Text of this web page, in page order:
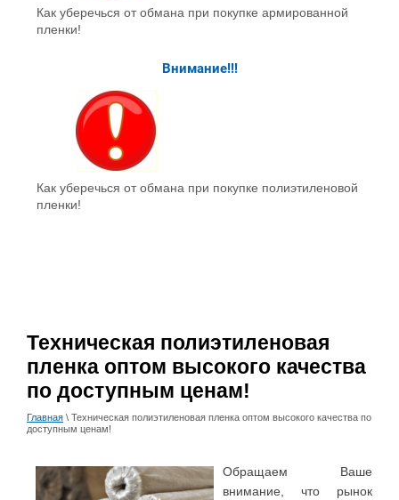
Как уберечься от обмана при покупке армированной
пленки!
Внимание!!!
Как уберечься от обмана при покупке полиэтиленовой
пленки!
Техническая полиэтиленовая
пленка оптом высокого качества
по доступным ценам!
Главная \ Техническая полиэтиленовая пленка оптом высокого качества по
доступным ценам!
Обращаем Ваше
внимание, что рынок